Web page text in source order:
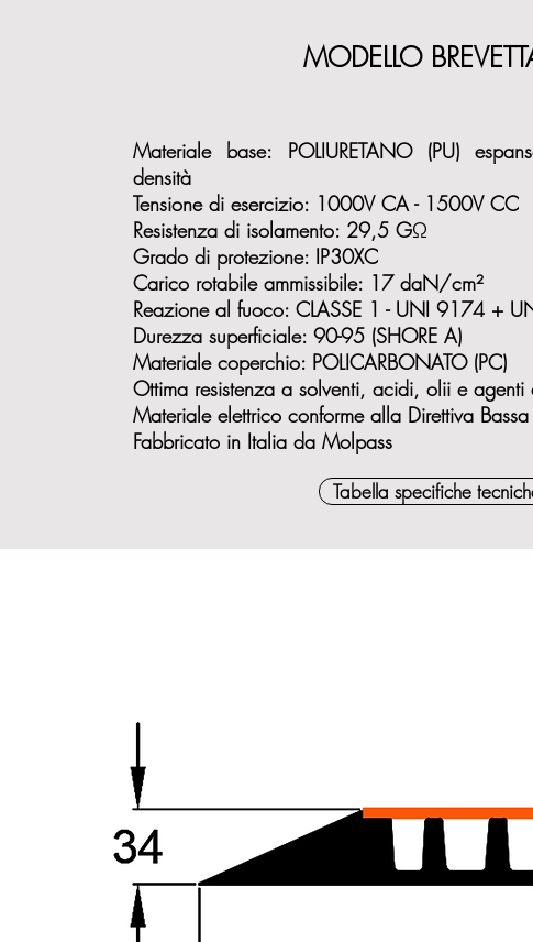
MODELLO
Materiale base: POLIURETANO (PU)
densità
Tensione di esercizio: 1000V CA - 1500V CC
Resistenza di isolamento: 29,5 GΩ
Grado di protezione: IP30XC
Carico rotabile ammissibile: 17 daN/cm²
Reazione al fuoco: CLASSE 1 - UNI 9174 +
Durezza superficiale: 90-95 (SHORE A)
Materiale coperchio: POLICARBONATO (PC)
Ottima resistenza a solventi, acidi, olii e agenti
Materiale elettrico conforme alla Direttiva
Fabbricato in Italia da Molpass
Tabella specifiche